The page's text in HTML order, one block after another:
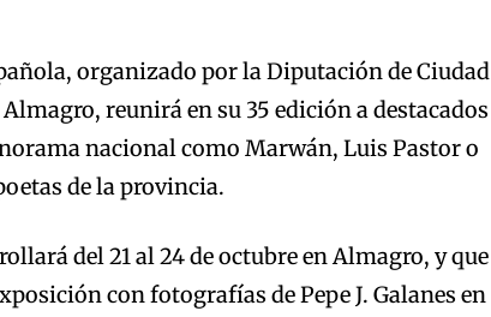
organizado por la Diputación de Ciudad
reunirá en su 35 edición a destacados
nacional como Marwán, Luis Pastor o
de la provincia.
del 21 al 24 de octubre en Almagro, y que
con fotografías de Pepe J. Galanes en